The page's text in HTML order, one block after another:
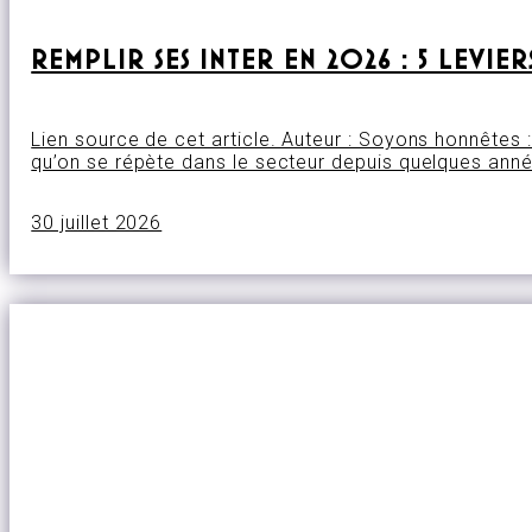
REMPLIR SES INTER EN 2026 : 5
Lien source de cet article. Auteur : Soyons
qu’on se répète dans le secteur depuis quelques
30 juillet 2026